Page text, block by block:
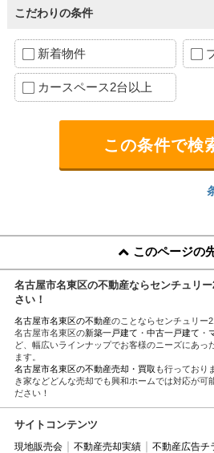
こだわりの条件
新着物件
カースペース2台以上
このページの
名古屋市名東区の不動産ならセンチュリ
さい！
名古屋市名東区の不動産のことならセンチュリー
名古屋市名東区の新築一戸建て ・ 中古一戸建て ・
ど、幅広いラインナップでお客様のニーズにあっ
ます。
名古屋市名東区の不動産売却・買取 も行っており
き家などどんな売却でも興和ホームでは対応が可
ださい！
サイトコンテンツ
現地販売会 不動産売却実績 不動産広告チ